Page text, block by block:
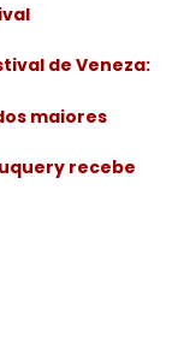
de Veneza:
maiores
recebe